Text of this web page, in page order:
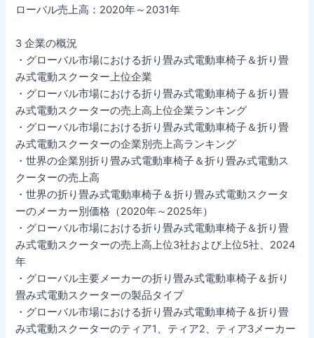
ローバル売上高：2020年～2031年
3 企業の概況
・グローバル市場における折り畳み式電動車椅子＆折り畳
み式電動スクーター上位企業
・グローバル市場における折り畳み式電動車椅子＆折り畳
み式電動スクーターの売上高上位企業ランキング
・グローバル市場における折り畳み式電動車椅子＆折り畳
み式電動スクーターの企業別売上高ランキング
・世界の企業別折り畳み式電動車椅子＆折り畳み式電動ス
クーターの売上高
・世界の折り畳み式電動車椅子＆折り畳み式電動スクータ
ーのメーカー別価格（2020年～2025年）
・グローバル市場における折り畳み式電動車椅子＆折り畳
み式電動スクーターの売上高上位3社および上位5社、2024
年
・グローバル主要メーカーの折り畳み式電動車椅子＆折り
畳み式電動スクーターの製品タイプ
・グローバル市場における折り畳み式電動車椅子＆折り畳
み式電動スクーターのティア1、ティア2、ティア3メーカー